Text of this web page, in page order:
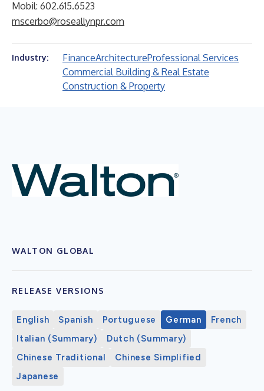
Mobil: 602.615.6523
mscerbo@roseallynpr.com
Industry: FinanceArchitectureProfessional Services
Commercial Building & Real Estate
Construction & Property
WALTON GLOBAL
RELEASE VERSIONS
English Spanish Portuguese German
French
Italian (Summary)
Dutch (Summary)
Chinese Traditional
Chinese Simplified
Japanese